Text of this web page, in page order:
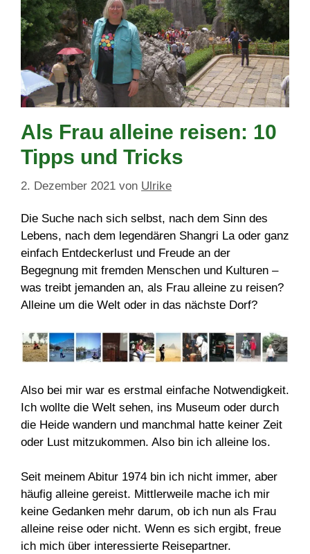
Als Frau alleine reisen: 10
Tipps und Tricks
2. Dezember 2021 von Ulrike
Die Suche nach sich selbst, nach dem Sinn des
Lebens, nach dem legendären Shangri La oder ganz
einfach Entdeckerlust und Freude an der
Begegnung mit fremden Menschen und Kulturen –
was treibt jemanden an, als Frau alleine zu reisen?
Alleine um die Welt oder in das nächste Dorf?
Also bei mir war es erstmal einfache Notwendigkeit.
Ich wollte die Welt sehen, ins Museum oder durch
die Heide wandern und manchmal hatte keiner Zeit
oder Lust mitzukommen. Also bin ich alleine los.
Seit meinem Abitur 1974 bin ich nicht immer, aber
häufig alleine gereist. Mittlerweile mache ich mir
keine Gedanken mehr darum, ob ich nun als Frau
alleine reise oder nicht. Wenn es sich ergibt, freue
ich mich über interessierte Reisepartner.